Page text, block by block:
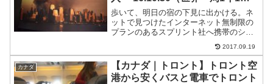
月と30日目）
歩いて、明日の宿の下見に出かける。ネ
ットで見つけたインターネット無制限の
プランのあるスプリント社へ携帯のシム
を買いにいく。だけれど、時間が早くて
しまったいた。そこからメトロに乗っ
て、マンハッタンへ。別のスプリントの
お店に行ったけど、ここでは...
2017.09.19
カナダ
【カナダ｜トロント】トロント空
港から安くバスと電車でトロント